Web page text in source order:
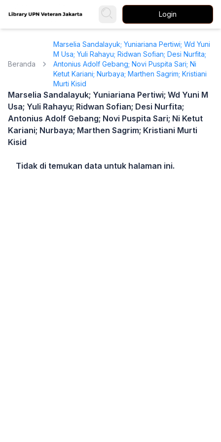
Login
Beranda
Marselia Sandalayuk; Yuniariana Pertiwi; Wd Yuni
M Usa; Yuli Rahayu; Ridwan Sofian; Desi Nurfita;
Antonius Adolf Gebang; Novi Puspita Sari; Ni
Ketut Kariani; Nurbaya; Marthen Sagrim; Kristiani
Murti Kisid
Marselia Sandalayuk; Yuniariana Pertiwi; Wd Yuni M
Usa; Yuli Rahayu; Ridwan Sofian; Desi Nurfita;
Antonius Adolf Gebang; Novi Puspita Sari; Ni Ketut
Kariani; Nurbaya; Marthen Sagrim; Kristiani Murti
Kisid
Tidak di temukan data untuk halaman ini.